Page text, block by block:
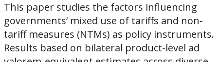
This paper studies the factors influencing
governments’ mixed use of tariffs and non-
tariff measures (NTMs) as policy instruments.
Results based on bilateral product-level ad